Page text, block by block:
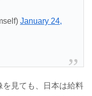
January 24,
を見ても、日本は給料